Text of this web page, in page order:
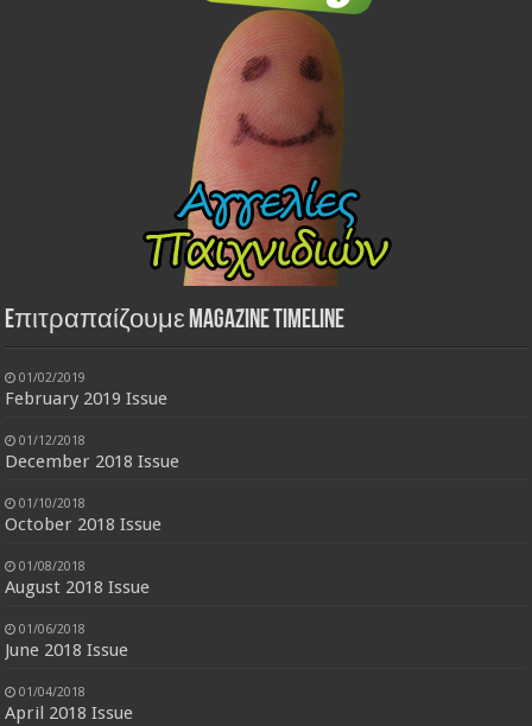
Eπιτραπαίζουμε Magazine Timeline
01/02/2019
February 2019 Issue
01/12/2018
December 2018 Issue
01/10/2018
October 2018 Issue
01/08/2018
August 2018 Issue
01/06/2018
June 2018 Issue
01/04/2018
April 2018 Issue